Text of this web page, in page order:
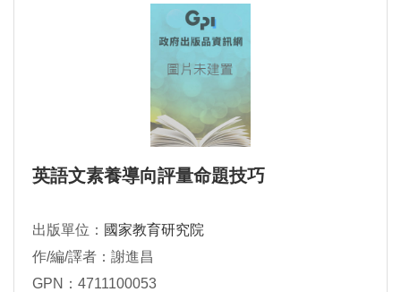
英語文素養導向評量命題技巧
出版單位： 國家教育研究院
作/編/譯者：謝進昌
GPN：4711100053